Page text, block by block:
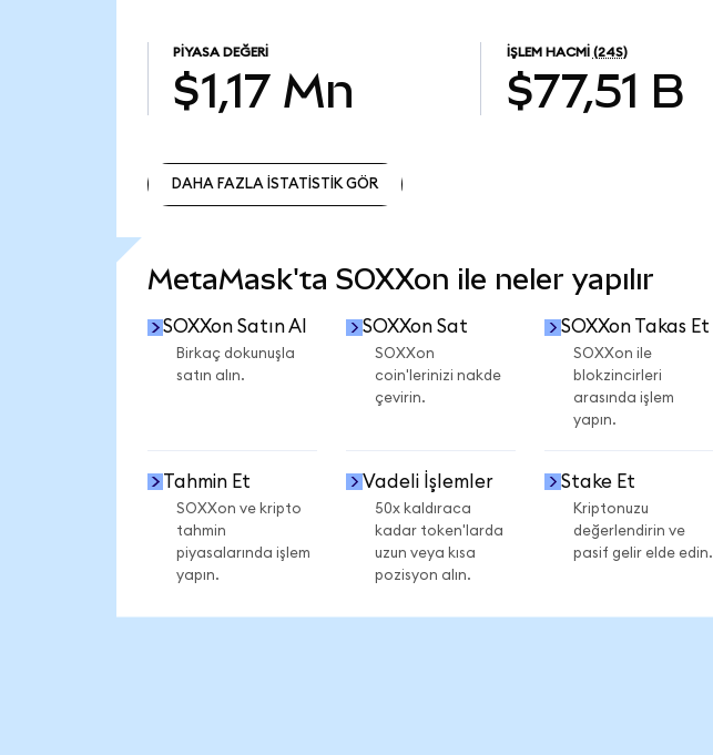
PIYASA DEĞERI
$1,17 Mn
İŞLEM HACMI (24S)
$77,51 B
DAHA FAZLA İSTATİSTİK GÖR
MetaMask'ta SOXXon ile neler yapılır
SOXXon Satın Al
Birkaç dokunuşla
satın alın.
SOXXon Sat
SOXXon
coin'lerinizi nakde
çevirin.
SOXXon Takas Et
SOXXon ile
blokzincirleri
arasında işlem
yapın.
Tahmin Et
SOXXon ve kripto
tahmin
piyasalarında işlem
yapın.
Vadeli İşlemler
50x kaldıraca
kadar token'larda
uzun veya kısa
pozisyon alın.
Stake Et
Kriptonuzu
değerlendirin ve
pasif gelir elde edin.